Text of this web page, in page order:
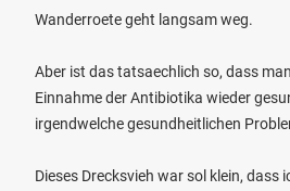
Wanderroete geht langsam weg.
Aber ist das tatsaechlich so, dass
Einnahme der Antibiotika wieder
irgendwelche gesundheitlichen
Dieses Drecksvieh war sol klein, dass